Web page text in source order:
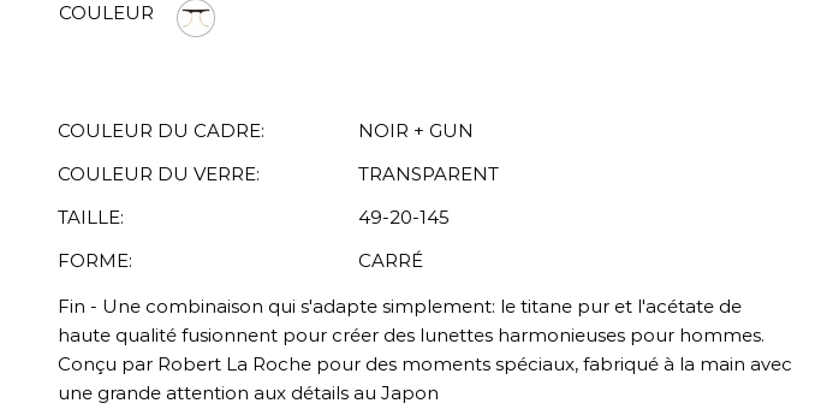
COULEUR
COULEUR DU CADRE:
NOIR + GUN
COULEUR DU VERRE:
TRANSPARENT
TAILLE:
49-20-145
FORME:
CARRÉ
Fin - Une combinaison qui s'adapte simplement: le titane pur et l'acétate de
haute qualité fusionnent pour créer des lunettes harmonieuses pour hommes.
Conçu par Robert La Roche pour des moments spéciaux, fabriqué à la main avec
une grande attention aux détails au Japon